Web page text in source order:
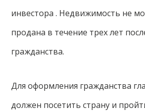
инвестора . Недвижимость не
продана в течение трех лет
гражданства.
Для оформления гражданства
должен посетить страну и